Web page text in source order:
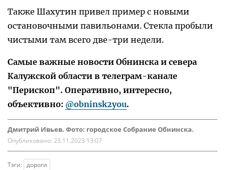
Также Шахутин привел пример с новыми
остановочными павильонами. Стекла пробыли
чистыми там всего две-три недели.
Самые важные новости Обнинска и севера
Калужской области в телеграм-канале
"Перископ". Оперативно, интересно,
объективно: @obninsk2you.
Дмитрий Ивьев. Фото: городское Собрание Обнинска.
Опубликовано: 23.11.2023 13:07
Тэги: дороги